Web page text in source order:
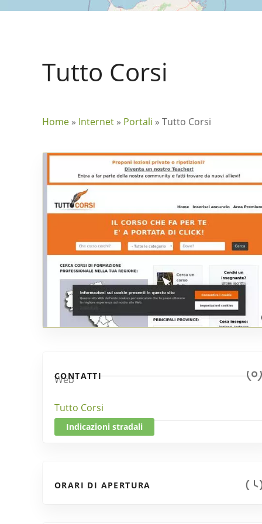
Tutto Corsi
Home » Internet » Portali » Tutto Corsi
CONTATTI
Web
Tutto Corsi
Indicazioni stradali
ORARI DI APERTURA